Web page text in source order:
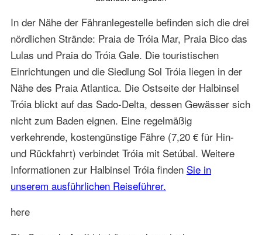
In der Nähe der Fähranlegestelle befinden sich die drei
nördlichen Strände: Praia de Tróia Mar, Praia Bico das
Lulas und Praia do Tróia Gale. Die touristischen
Einrichtungen und die Siedlung Sol Tróia liegen in der
Nähe des Praia Atlantica. Die Ostseite der Halbinsel
Tróia blickt auf das Sado-Delta, dessen Gewässer sich
nicht zum Baden eignen. Eine regelmäßig
verkehrende, kostengünstige Fähre (7,20 € für Hin-
und Rückfahrt) verbindet Tróia mit Setúbal. Weitere
Informationen zur Halbinsel Tróia finden Sie in
unserem ausführlichen Reiseführer.
here